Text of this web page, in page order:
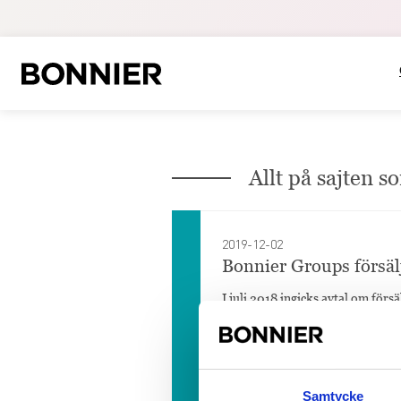
Samtycke
Allt på sajten
2019-12-02
Bonnier Groups
I juli 2018 ingicks avtal om